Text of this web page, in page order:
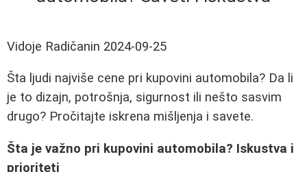
Vidoje Radičanin 2024-09-25
Šta ljudi najviše cene pri kupovini automobila? Da li
je to dizajn, potrošnja, sigurnost ili nešto sasvim
drugo? Pročitajte iskrena mišljenja i savete.
Šta je važno pri kupovini automobila? Iskustva i
prioriteti